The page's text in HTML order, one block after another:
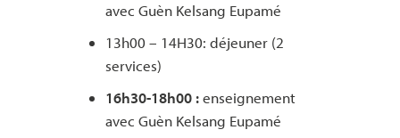
avec Guèn Kelsang Eupamé
13h00 – 14H30: déjeuner (2
services)
16h30-18h00 :enseignement
avec Guèn Kelsang Eupamé